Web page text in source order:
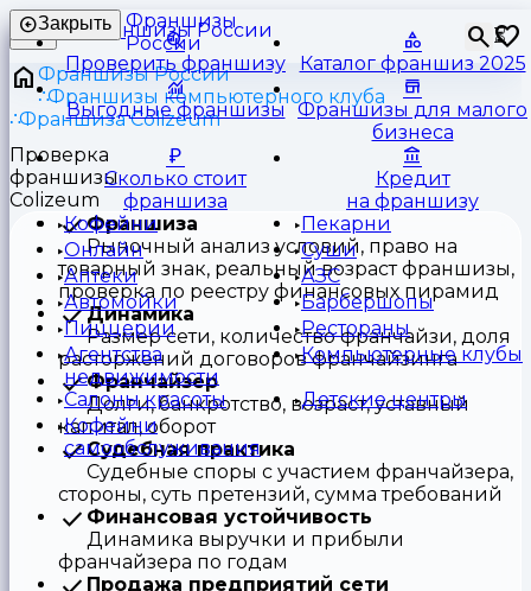
Франшизы
России
⏳
Закрыть
Проверить франшизу Каталог франшиз 2025
Выгодные франшизы
Франшизы для малого
бизнеса
Сколько стоит
франшиза
Кредит
на франшизу
Кофейни
Пекарни
Онлайн
Суши
Аптеки
АЗС
Автомойки
Барбершопы
Пиццерии
Рестораны
Агентства
недвижимости
Компьютерные клубы
Салоны красоты
Детские центры
Кофейни
самообслуживания
Франшизы России
Франшизы компьютерного клуба
Франшиза Colizeum
Проверка
франшизы
Colizeum
Франшиза
Рыночный анализ условий, право на
товарный знак, реальный возраст франшизы,
проверка по реестру финансовых пирамид
Динамика
Размер сети, количество франчайзи, доля
расторжений договоров франчайзинга
Франчайзер
Долги, банкротство, возраст, уставный
капитал, оборот
Судебная практика
Судебные споры с участием франчайзера,
стороны, суть претензий, сумма требований
Финансовая устойчивость
Динамика выручки и прибыли
франчайзера по годам
Продажа предприятий сети